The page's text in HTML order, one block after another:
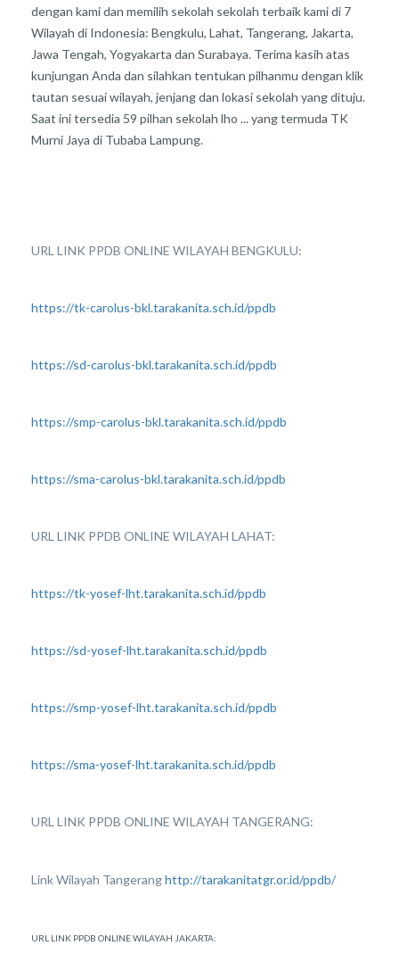
dengan kami dan memilih sekolah sekolah terbaik kami di 7
Wilayah di Indonesia: Bengkulu, Lahat, Tangerang, Jakarta,
Jawa Tengah, Yogyakarta dan Surabaya. Terima kasih atas
kunjungan Anda dan silahkan tentukan pilhanmu dengan klik
tautan sesuai wilayah, jenjang dan lokasi sekolah yang dituju.
Saat ini tersedia 59 pilhan sekolah lho ... yang termuda TK
Murni Jaya di Tubaba Lampung.
URL LINK PPDB ONLINE WILAYAH BENGKULU:
https://tk-carolus-bkl.tarakanita.sch.id/ppdb
https://sd-carolus-bkl.tarakanita.sch.id/ppdb
https://smp-carolus-bkl.tarakanita.sch.id/ppdb
https://sma-carolus-bkl.tarakanita.sch.id/ppdb
URL LINK PPDB ONLINE WILAYAH LAHAT:
https://tk-yosef-lht.tarakanita.sch.id/ppdb
https://sd-yosef-lht.tarakanita.sch.id/ppdb
https://smp-yosef-lht.tarakanita.sch.id/ppdb
https://sma-yosef-lht.tarakanita.sch.id/ppdb
URL LINK PPDB ONLINE WILAYAH TANGERANG:
Link Wilayah Tangeranghttp://tarakanitatgr.or.id/ppdb/
URL LINK PPDB ONLINE WILAYAH JAKARTA: